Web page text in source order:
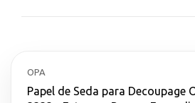
OPA
Papel de Seda para Decoupage